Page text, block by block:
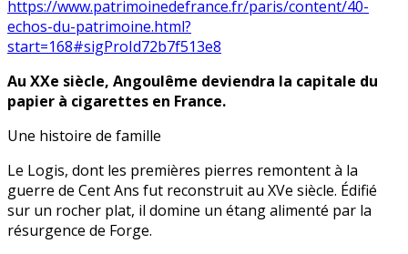
https://www.patrimoinedefrance.fr/paris/content/40-
echos-du-patrimoine.html?
start=168#sigProId72b7f513e8
Au XXe siècle, Angoulême deviendra la capitale du
papier à cigarettes en France.
Une histoire de famille
Le Logis, dont les premières pierres remontent à la
guerre de Cent Ans fut reconstruit au XVe siècle. Édifié
sur un rocher plat, il domine un étang alimenté par la
résurgence de Forge.